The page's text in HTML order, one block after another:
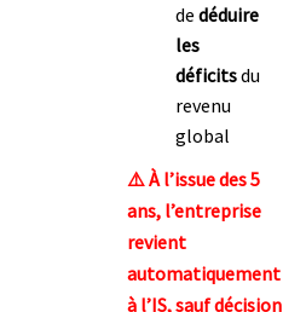
de déduire
les
déficitsdu
revenu
global
⚠️ À l’issue des 5
ans, l’entreprise
revient
automatiquement
à l’IS, sauf décision